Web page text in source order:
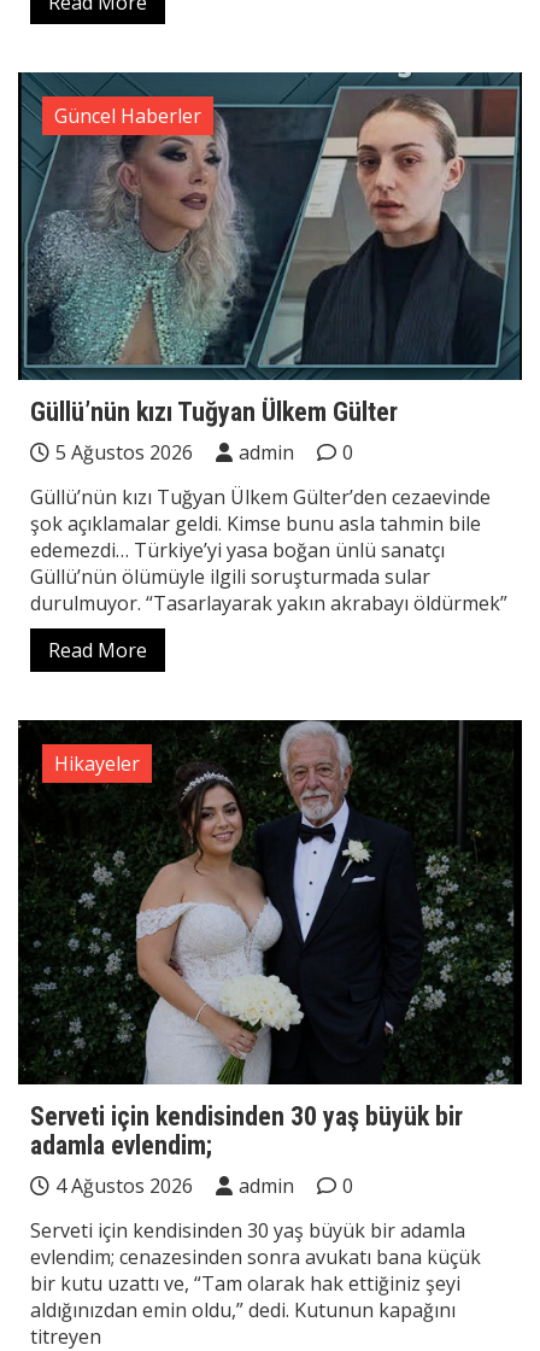
Güncel Haberler
Güllü’nün kızı Tuğyan Ülkem Gülter
5 Ağustos 2026 admin
0
Güllü’nün kızı Tuğyan Ülkem Gülter’den cezaevinde
şok açıklamalar geldi. Kimse bunu asla tahmin bile
edemezdi… Türkiye’yi yasa boğan ünlü sanatçı
Güllü’nün ölümüyle ilgili soruşturmada sular
durulmuyor. “Tasarlayarak yakın akrabayı öldürmek”
Read More
Hikayeler
Serveti için kendisinden 30 yaş büyük bir
adamla evlendim;
4 Ağustos 2026 admin
0
Serveti için kendisinden 30 yaş büyük bir adamla
evlendim; cenazesinden sonra avukatı bana küçük
bir kutu uzattı ve, “Tam olarak hak ettiğiniz şeyi
aldığınızdan emin oldu,” dedi. Kutunun kapağını
titreyen